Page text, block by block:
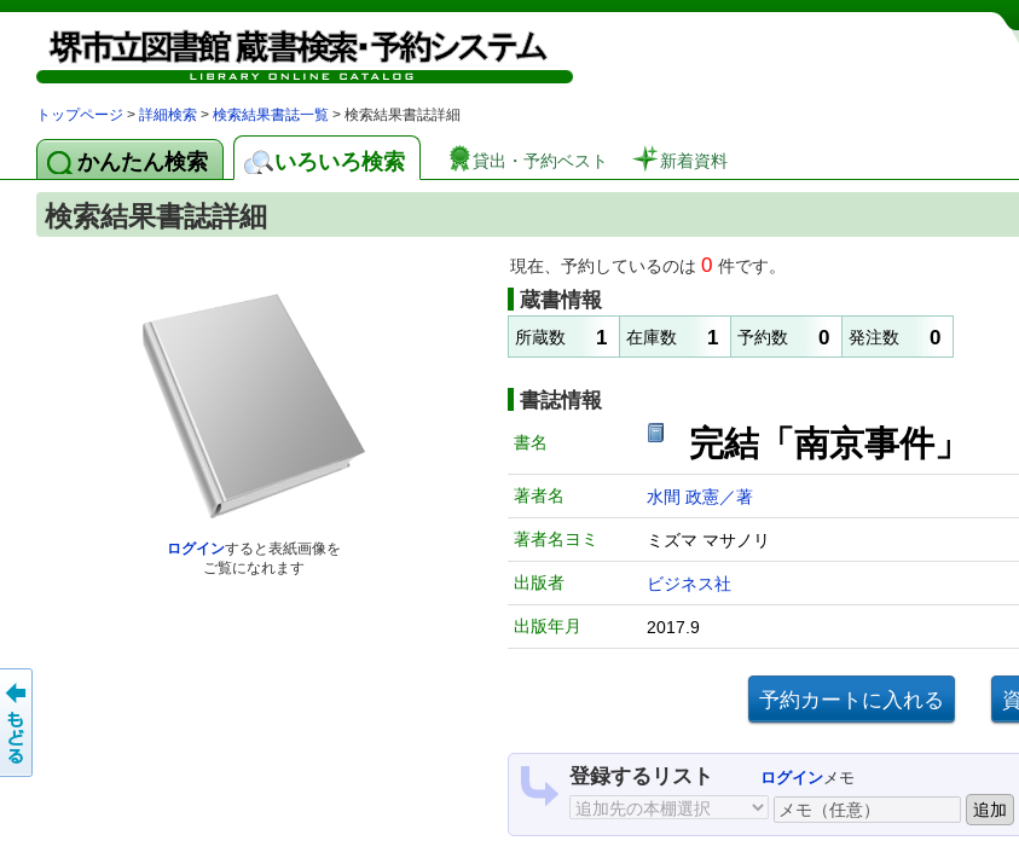
図書館 蔵書検索・予約システム
トップページ > 詳細検索 > 検索結果書誌一覧 > 検索結果書誌詳細
かんたん検索 いろいろ検索 貸出・予約ベスト 新着資料
検索結果書誌詳細
ログインすると表紙画像を
ご覧になれます
現在、予約しているのは 0 件です。
蔵書情報
所蔵数 1 在庫数 1 予約数 0 発注数 0
書誌情報
書名 完結「南京事件
著者名 水間 政憲／著
著者名ヨミ ミズマ マサノリ
出版者 ビジネス社
出版年月 2017.9
登録するリスト ログインメモ